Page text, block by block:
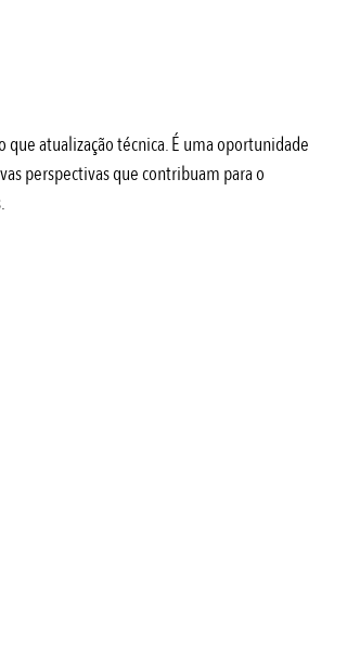
que atualização técnica. É uma oportunidade
perspectivas que contribuam para o